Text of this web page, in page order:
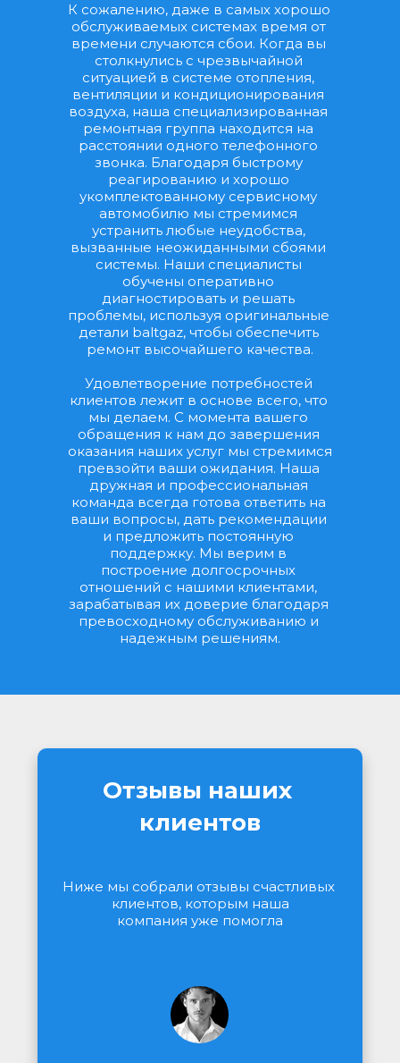
К сожалению, даже в самых хорошо
обслуживаемых системах время от
времени случаются сбои. Когда вы
столкнулись с чрезвычайной
ситуацией в системе отопления,
вентиляции и кондиционирования
воздуха, наша специализированная
ремонтная группа находится на
расстоянии одного телефонного
звонка. Благодаря быстрому
реагированию и хорошо
укомплектованному сервисному
автомобилю мы стремимся
устранить любые неудобства,
вызванные неожиданными сбоями
системы. Наши специалисты
обучены оперативно
диагностировать и решать
проблемы, используя оригинальные
детали baltgaz, чтобы обеспечить
ремонт высочайшего качества.
Удовлетворение потребностей
клиентов лежит в основе всего, что
мы делаем. С момента вашего
обращения к нам до завершения
оказания наших услуг мы стремимся
превзойти ваши ожидания. Наша
дружная и профессиональная
команда всегда готова ответить на
ваши вопросы, дать рекомендации
и предложить постоянную
поддержку. Мы верим в
построение долгосрочных
отношений с нашими клиентами,
зарабатывая их доверие благодаря
превосходному обслуживанию и
надежным решениям.
Отзывы наших
клиентов
Ниже мы собрали отзывы счастливых
клиентов, которым наша
компания уже помогла